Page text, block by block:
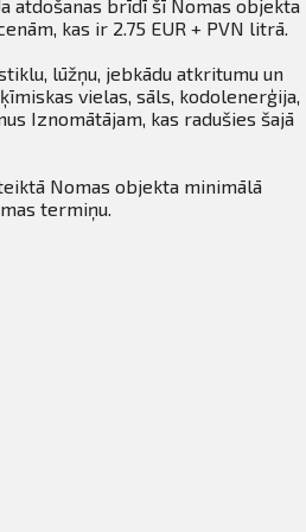
atdošanas brīdī šī Nomas objekta
kas ir 2.75 EUR + PVN litrā.
lūžņu, jebkādu atkritumu un
vielas, sāls, kodolenerģija,
Iznomātājam, kas radušies šajā
Nomas objekta minimālā
termiņu.